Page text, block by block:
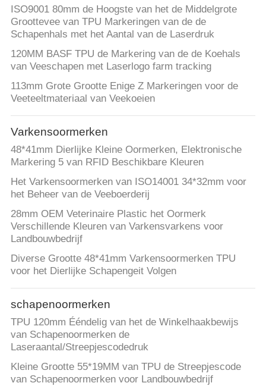
ISO9001 80mm de Hoogste van het de Middelgrote
Groottevee van TPU Markeringen van de de
Schapenhals met het Aantal van de Laserdruk
120MM BASF TPU de Markering van de de Koehals
van Veeschapen met Laserlogo farm tracking
113mm Grote Grootte Enige Z Markeringen voor de
Veeteeltmateriaal van Veekoeien
Varkensoormerken
48*41mm Dierlijke Kleine Oormerken, Elektronische
Markering 5 van RFID Beschikbare Kleuren
Het Varkensoormerken van ISO14001 34*32mm voor
het Beheer van de Veeboerderij
28mm OEM Veterinaire Plastic het Oormerk
Verschillende Kleuren van Varkensvarkens voor
Landbouwbedrijf
Diverse Grootte 48*41mm Varkensoormerken TPU
voor het Dierlijke Schapengeit Volgen
schapenoormerken
TPU 120mm Ééndelig van het de Winkelhaakbewijs
van Schapenoormerken de
Laseraantal/Streepjescodedruk
Kleine Grootte 55*19MM van TPU de Streepjescode
van Schapenoormerken voor Landbouwbedrijf